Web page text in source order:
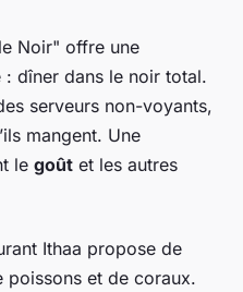
Noir" offre une
dîner dans le noir total.
serveurs non-voyants,
mangent. Une
le goût et les autres
Ithaa propose de
poissons et de coraux.